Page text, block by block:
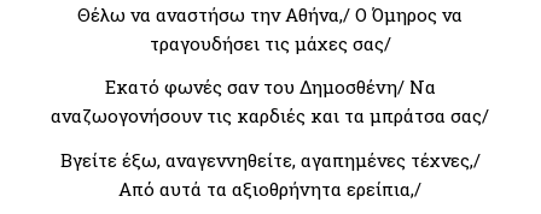
Θέλω να αναστήσω την Αθήνα,/ Ο Όμηρος να
τραγουδήσει τις μάχες σας/
Εκατό φωνές σαν του Δημοσθένη/ Nα
αναζωογονήσουν τις καρδιές και τα μπράτσα σας/
Βγείτε έξω, αναγεννηθείτε, αγαπημένες τέχνες,/
Από αυτά τα αξιοθρήνητα ερείπια,/